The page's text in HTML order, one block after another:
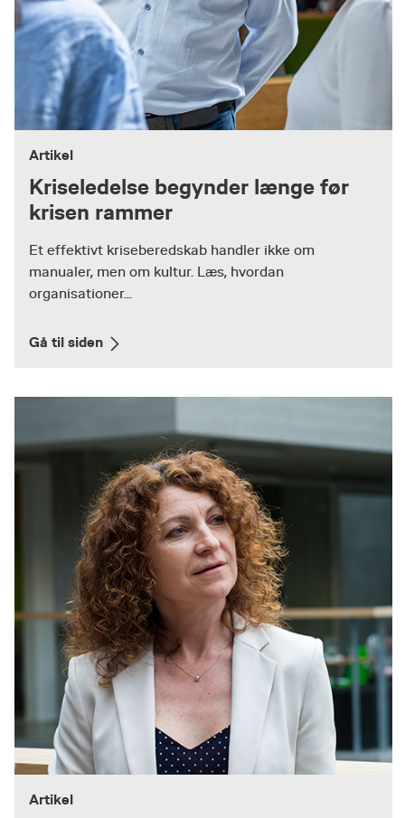
Artikel
Kriseledelse begynder længe før
krisen rammer
Et effektivt kriseberedskab handler ikke om
manualer, men om kultur. Læs, hvordan
organisationer...
Gå til siden
Artikel